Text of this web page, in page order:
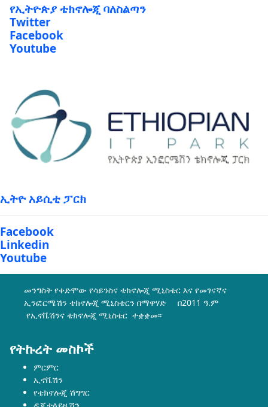
የኢትዮጵያ ቴክኖሎጂ ባለስልጣን
Twitter
Facebook
Youtube
ኢትዮ አይሲቲ ፓርክ
Facebook
Linkedin
Youtube
መንግስት የቀድሞው የሳይንስና ቴክኖሎጂ ሚኒስቴር እና የመገናኛና
ኢንፎርሜሽን ቴክኖሎጂ ሚኒስቴርን በማዋሃድ በ2011 ዓ.ም
የኢኖቬሽንና ቴክኖሎጂ ሚኒስቴር ተቋቋመ፡፡
የትኩረት መስኮች
ምርምር
ኢኖቬሽን
የቴክኖሎጂ ሽግግር